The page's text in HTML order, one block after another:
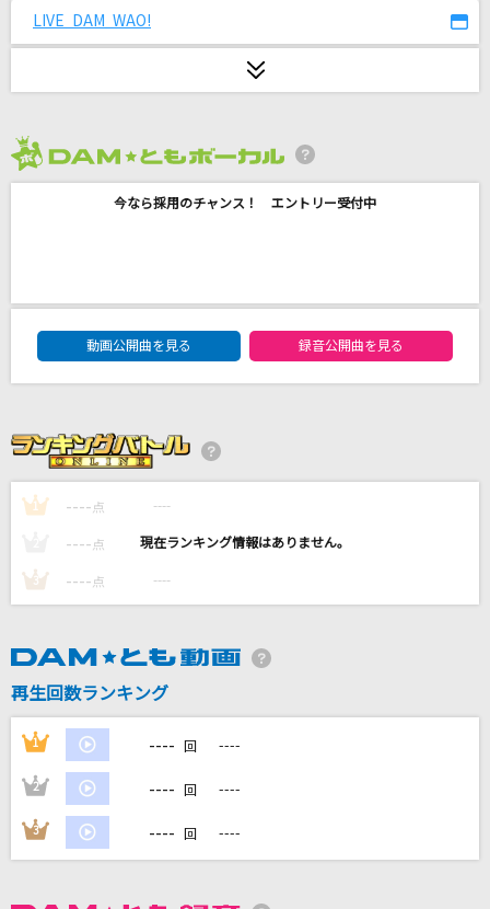
冥冥
[生音]そういう好き
Official髭男dism
魂のルフラン
彩青
WHITE BREATH
T.M.Revolution
Reach Out To The Truth
Misia
カラオケ最新情報をチェック！
LIVE DAM WAO!
今なら採用のチャンス！ エントリー受付中
DAM★ともボーカルエントリーランキング
動画公開曲を見る
録音公開曲を見る
1 ---- 点 ----
---- 点 ----
3 ---- 点 ----
再生回数ランキング
1 ---- 回 ----
2 ---- 回 ----
3 ---- 回 ----